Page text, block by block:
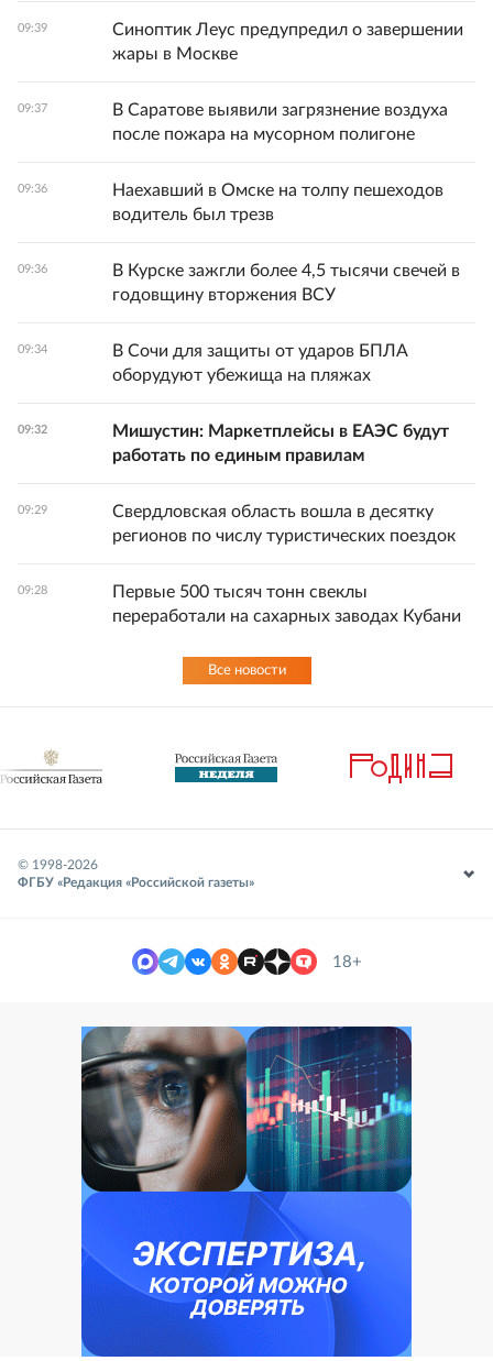
09:39
Синоптик Леус предупредил о завершении
жары в Москве
09:37
В Саратове выявили загрязнение воздуха
после пожара на мусорном полигоне
09:36
Наехавший в Омске на толпу пешеходов
водитель был трезв
09:36
В Курске зажгли более 4,5 тысячи свечей в
годовщину вторжения ВСУ
09:34
В Сочи для защиты от ударов БПЛА
оборудуют убежища на пляжах
09:32
Мишустин: Маркетплейсы в ЕАЭС будут
работать по единым правилам
09:29
Свердловская область вошла в десятку
регионов по числу туристических поездок
09:28
Первые 500 тысяч тонн свеклы
переработали на сахарных заводах Кубани
Все новости
© 1998-2026
ФГБУ «Редакция «Российской газеты»
18+